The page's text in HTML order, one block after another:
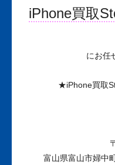
iPhone買取
にお任
★iPhone買取
富山県富山市婦中